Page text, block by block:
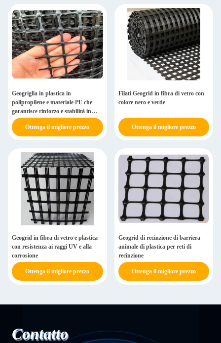
Geogriglia in plastica in
polipropilene e materiale PE che
garantisce rinforzo e stabilità in
varie costruzioni
Ottenga il migliore prezzo
Filati Geogrid in fibra di vetro con
colore nero e verde
Ottenga il migliore prezzo
Geogrid in fibra di vetro e plastica
con resistenza ai raggi UV e alla
corrosione
Ottenga il migliore prezzo
Geogrid di recinzione di barriera
animale di plastica per reti di
recinzione
Ottenga il migliore prezzo
Contatto